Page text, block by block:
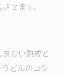
せます。
ない熟成と
どんのコシ